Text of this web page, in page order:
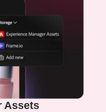
Assets